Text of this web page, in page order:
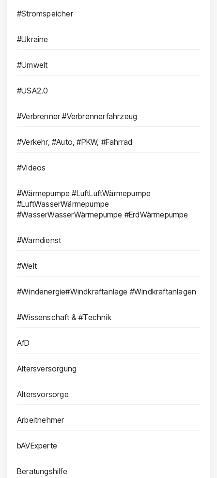
#Stromspeicher
#Ukraine
#Umwelt
#USA2.0
#Verbrenner #Verbrennerfahrzeug
#Verkehr, #Auto, #PKW, #Fahrrad
#Videos
#Wärmepumpe #LuftLuftWärmepumpe
#LuftWasserWärmepumpe
#WasserWasserWärmepumpe #ErdWärmepumpe
#Warndienst
#Welt
#Windenergie#Windkraftanlage #Windkraftanlagen
#Wissenschaft & #Technik
AfD
Altersversorgung
Altersvorsorge
Arbeitnehmer
bAVExperte
Beratungshilfe